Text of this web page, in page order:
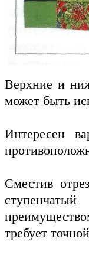
Верхние и
может быть
Интересен
Сместив
требует